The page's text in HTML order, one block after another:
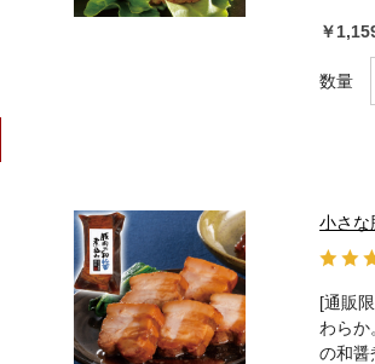
￥
数量
小さな
[通販
わらか
の和醤